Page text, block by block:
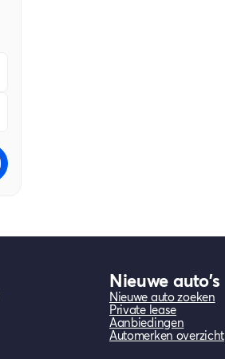
Nieuwe auto's
Nieuwe auto zoeken
Private lease
Aanbiedingen
Automerken overzicht